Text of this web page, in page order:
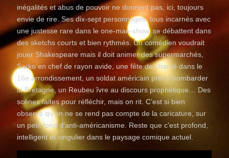
inégalités et abus de pouvoir ne donnent pas, ici, toujours
envie de rire. Ses dix-sept personnages, tous incarnés avec
une justesse rare dans le one-man-show, se débattent dans
des sketchs courts et bien rythmés. Un comédien voudrait
jouer Shakespeare mais il doit animer des supermarchés,
Sarko en chef de rayon avide, une fête de charité dans le
16e arrondissement, un soldat américain prêt à bombarder
la Bretagne, un Reubeu îvre au discours prophétique… Des
scènes faites pour réfléchir, mais on rit. C’est si bien
observé qu’on ne se rend pas compte de la caricature, sur
un petit fond d’anti-américanisme. Reste que c’est profond,
intelligent et singulier dans le paysage comique actuel.